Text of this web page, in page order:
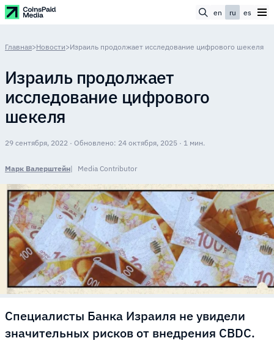
en ru es
Главная>Новости>Израиль продолжает исследование цифрового шекеля
Израиль продолжает
исследование цифрового
шекеля
29 сентября, 2022 · Обновлено: 24 октября, 2025 · 1 мин.
Марк Валерштейн Media Contributor
Специалисты Банка Израиля не увидели
значительных рисков от внедрения CBDC.